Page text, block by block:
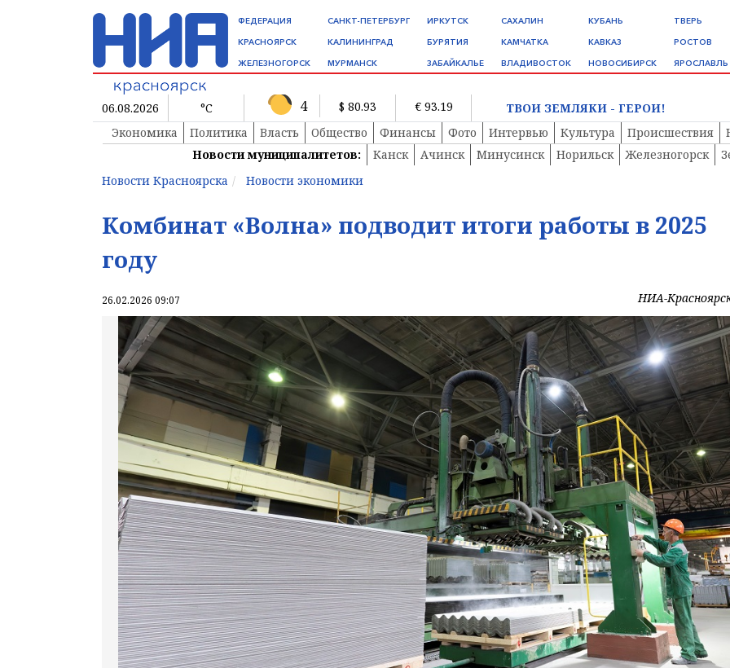
ФЕДЕРАЦИЯ
КРАСНОЯРСК
ЖЕЛЕЗНОГОРСК
САНКТ-ПЕТЕРБУРГ
КАЛИНИНГРАД
МУРМАНСК
ИРКУТСК
БУРЯТИЯ
ЗАБАЙКАЛЬЕ
САХАЛИН
КАМЧАТКА
ВЛАДИВОСТОК
КУБАНЬ
КАВКАЗ
НОВОСИБИРСК
ТВЕРЬ
РОСТОВ
ЯРОСЛАВЛЬ
06.08.2026 °C 4 $ 80.93 € 93.19
ТВОИ ЗЕМЛЯКИ - ГЕРОИ!
Экономика
Политика Власть Общество Финансы Фото Интервью Культура Происшествия
Новости муниципалитетов:
Канск Ачинск Минусинск Норильск Железногорск
Новости Красноярска
Новости экономики
Комбинат «Волна» подводит итоги работы в 2025
году
26.02.2026 09:07 НИА-